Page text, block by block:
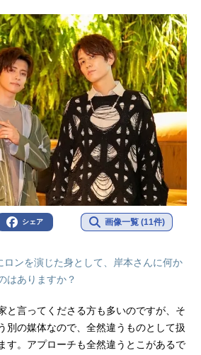
シェア 画像一覧 (11件)
ンを演じた身として、岸本さんに何か
はありますか？
と言ってくださる方も多いのですが、そ
別の媒体なので、全然違うものとして扱
す。アプローチも全然違うとこがあるで